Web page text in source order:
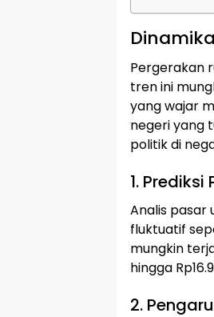
Pergerakan
tren ini
yang wajar
negeri yang
politik di
1.
Analis pasar
fluktuatif
mungkin
hingga
2.